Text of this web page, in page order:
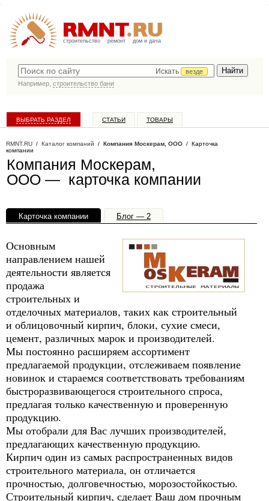
строительство ремонт дом и дача
Искать
везде
Например, строительство бани
ВЫБРАТЬ РАЗДЕЛ СТАТЬИ ТОВАРЫ
RMNT.RU / Каталог компаний / Компания Москерам, ООО / Карточка
компании
Компания Москерам,
ООО — карточка компании
Карточка компании
Блог — 2
Основным
направлением нашей
деятельности является
продажа
строительных и
отделочных материалов, таких как строительный
и облицовочный кирпич, блоки, сухие смеси,
цемент, различных марок и производителей.
Мы постоянно расширяем ассортимент
предлагаемой продукции, отслеживаем появление
новинок и стараемся соответствовать требованиям
быстроразвивающегося строительного спроса,
предлагая только качественную и проверенную
продукцию.
Мы отобрали для Вас лучших производителей,
предлагающих качественную продукцию.
Кирпич один из самых распространенных видов
строительного материала, он отличается
прочностью, долговечностью, морозостойкостью.
Строительный кирпич, сделает Ваш дом прочным